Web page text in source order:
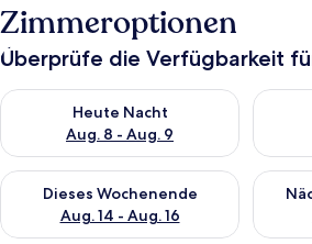
Zimmeroptionen
Überprüfe die Verfügbarkeit
Heute Nacht
Aug. 8 - Aug. 9
Überprüfe die Verfügbarkeit für heute
Dieses Wochenende
Aug. 14 - Aug. 16
Überprüfe die Verfügbarkeit für dieses